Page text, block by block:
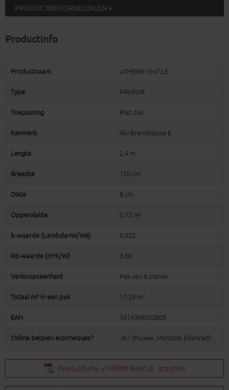
PRODUCTBEOORDELINGEN »
Productinfo
Productnaam uTHERM roof LE
Type PIR/PUR
Toepassing Plat dak
Kenmerk Alu Brandklasse E
Lengte 2,4 m
Breedte 120 cm
Dikte 8 cm
Oppervlakte 0,72 m²
λ-waarde (Lambda=W/mk) 0,022
Rd-waarde (m²K/W) 3.60
Verkoopseenheid Pak van 6 platen
Totaal m² in een pak 17,28 m²
EAN 5414399053809
Online betalen ecocheques? JA ! (Pluxee, Monizze, Edenred)
Productfiche uTHERM Roof LE (870.57KB)